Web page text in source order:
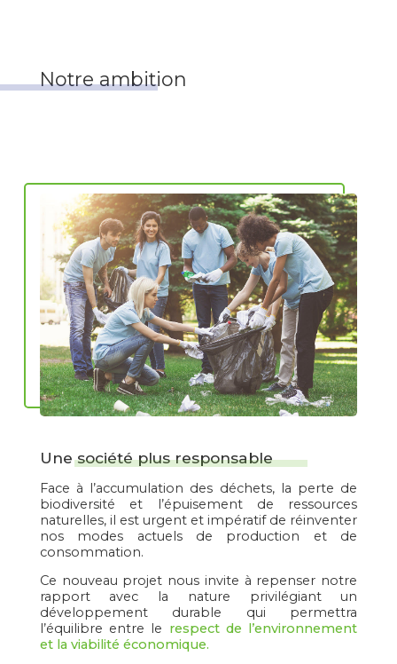
Notre ambition
Une société plus responsable
Face à l’accumulation des déchets, la perte de
biodiversité et l’épuisement de ressources
naturelles, il est urgent et impératif de réinventer
nos modes actuels de production et de
consommation.
Ce nouveau projet nous invite à repenser notre
rapport avec la nature privilégiant un
développement durable qui permettra
l’équilibre entre le respect de l’environnement
et la viabilité économique.